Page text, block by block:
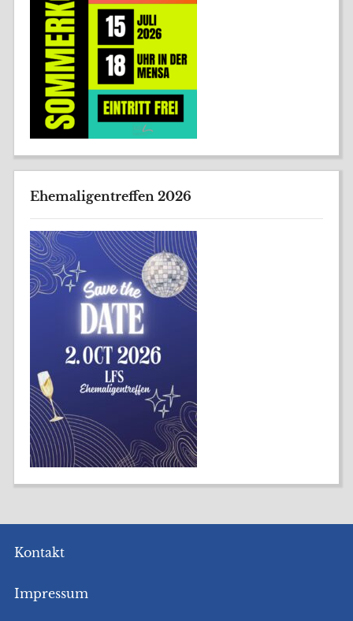
Ehemaligentreffen 2026
Kontakt
Impressum